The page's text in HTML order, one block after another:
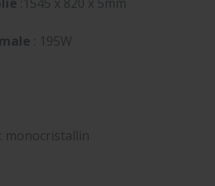
: 195W
: monocristallin